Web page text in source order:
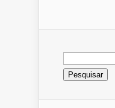
Pesquisar
por: